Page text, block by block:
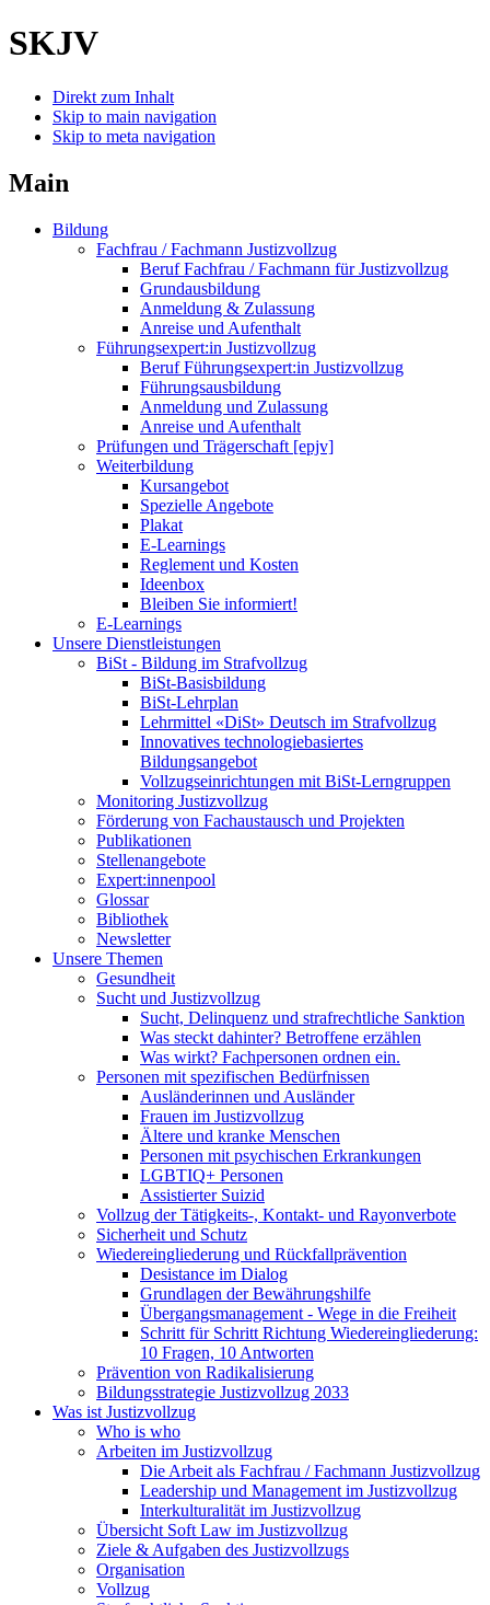
SKJV
Direkt zum Inhalt
Skip to main navigation
Skip to meta navigation
Main
Bildung
Fachfrau / Fachmann Justizvollzug
Beruf Fachfrau / Fachmann für Justizvollzug
Grundausbildung
Anmeldung & Zulassung
Anreise und Aufenthalt
Führungsexpert:in Justizvollzug
Beruf Führungsexpert:in Justizvollzug
Führungsausbildung
Anmeldung und Zulassung
Anreise und Aufenthalt
Prüfungen und Trägerschaft [epjv]
Weiterbildung
Kursangebot
Spezielle Angebote
Plakat
E-Learnings
Reglement und Kosten
Ideenbox
Bleiben Sie informiert!
E-Learnings
Unsere Dienstleistungen
BiSt - Bildung im Strafvollzug
BiSt-Basisbildung
BiSt-Lehrplan
Lehrmittel «DiSt» Deutsch im Strafvollzug
Innovatives technologiebasiertes
Bildungsangebot
Vollzugseinrichtungen mit BiSt-Lerngruppen
Monitoring Justizvollzug
Förderung von Fachaustausch und Projekten
Publikationen
Stellenangebote
Expert:innenpool
Glossar
Bibliothek
Newsletter
Unsere Themen
Gesundheit
Sucht und Justizvollzug
Sucht, Delinquenz und strafrechtliche Sanktion
Was steckt dahinter? Betroffene erzählen
Was wirkt? Fachpersonen ordnen ein.
Personen mit spezifischen Bedürfnissen
Ausländerinnen und Ausländer
Frauen im Justizvollzug
Ältere und kranke Menschen
Personen mit psychischen Erkrankungen
LGBTIQ+ Personen
Assistierter Suizid
Vollzug der Tätigkeits-, Kontakt- und Rayonverbote
Sicherheit und Schutz
Wiedereingliederung und Rückfallprävention
Desistance im Dialog
Grundlagen der Bewährungshilfe
Übergangsmanagement - Wege in die Freiheit
Schritt für Schritt Richtung Wiedereingliederung:
10 Fragen, 10 Antworten
Prävention von Radikalisierung
Bildungsstrategie Justizvollzug 2033
Was ist Justizvollzug
Who is who
Arbeiten im Justizvollzug
Die Arbeit als Fachfrau / Fachmann Justizvollzug
Leadership und Management im Justizvollzug
Interkulturalität im Justizvollzug
Übersicht Soft Law im Justizvollzug
Ziele & Aufgaben des Justizvollzugs
Organisation
Vollzug